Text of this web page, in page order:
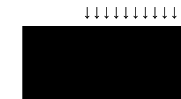
↓ ↓ ↓ ↓ ↓ ↓ ↓ ↓ ↓ ↓